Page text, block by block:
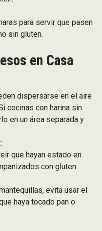
para servir que pasen
sin gluten.
en Casa
dispersarse en el aire
cocinas con harina sin
en un área separada y
que hayan estado en
con gluten.
evita usar el
haya tocado pan o